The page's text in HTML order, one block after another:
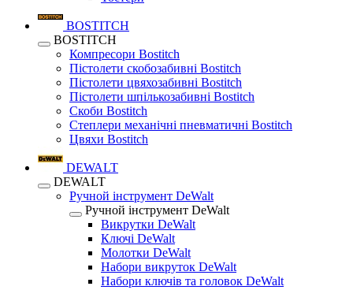
BOSTITCH
BOSTITCH
Компресори Bostitch
Пістолети скобозабивні Bostitch
Пістолети цвяхозабивні Bostitch
Пістолети шпількозабивні Bostitch
Скоби Bostitch
Степлери механічні пневматичні Bostitch
Цвяхи Bostitch
DEWALT
DEWALT
Ручной інструмент DeWalt
Ручной інструмент DeWalt
Викрутки DeWalt
Ключі DeWalt
Молотки DeWalt
Набори викруток DeWalt
Набори ключів та головок DeWalt